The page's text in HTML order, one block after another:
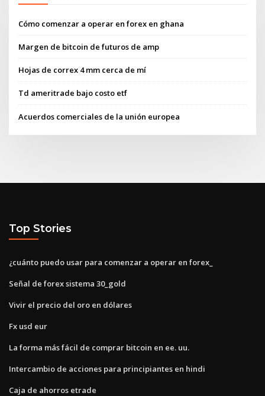
Cómo comenzar a operar en forex en ghana
Margen de bitcoin de futuros de amp
Hojas de correx 4 mm cerca de mí
Td ameritrade bajo costo etf
Acuerdos comerciales de la unión europea
Top Stories
¿cuánto puedo usar para comenzar a operar en forex_
Señal de forex sistema 30_gold
Vivir el precio del oro en dólares
Fx usd eur
La forma más fácil de comprar bitcoin en ee. uu.
Intercambio de acciones para principiantes en hindi
Caja de ahorros etrade